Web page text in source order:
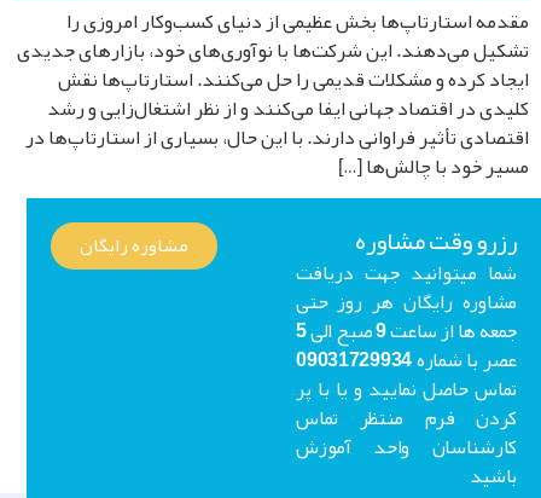
استارتاپ‌ها بخش عظیمی از دنیای کسب‌وکار امروزی را
می‌دهند. این شرکت‌ها با نوآوری‌های خود، بازارهای جدیدی
کرده و مشکلات قدیمی را حل می‌کنند. استارتاپ‌ها نقش
در اقتصاد جهانی ایفا می‌کنند و از نظر اشتغال‌زایی و رشد
تأثیر فراوانی دارند. با این حال، بسیاری از استارتاپ‌ها در
خود با چالش‌ها […]
وقت مشاوره
میتوانید جهت دریافت
رایگان هر روز حتی
جمعه ها از ساعت 9 صبح الی 5
عصر با شماره 09031729934
حاصل نمایید و یا با پر
فرم منتظر تماس
واحد آموزش
مشاوره رایگان